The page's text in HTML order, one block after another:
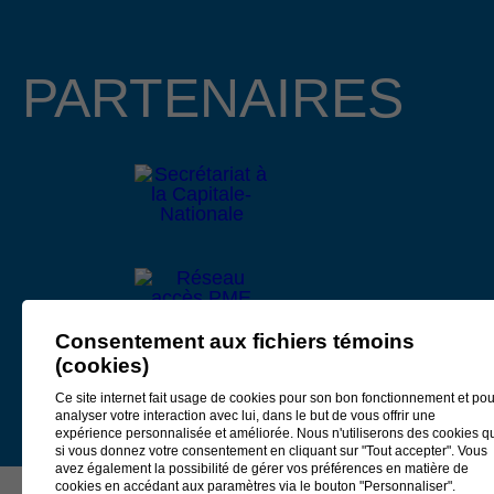
événement prestigieux qui se tiendra le 15 octobre 2026 au
Centre des congrès Mont-Sainte-Anne.
DÉVELOPPEMENT CULTUREL 2026
Beaupré, Développement Côte-de-Beaupré et le ministère
de la Culture et des Communications, partenaires de
l’Entente de développement culturel2025-2027 , annoncent
aujourd’hui un appel de projets visant le développement
culturel sur la Côte-de-Beaupré.
PARTENAIRES
Consentement aux fichiers témoins
(cookies)
Ce site internet fait usage de cookies pour son bon fonctionnement et
analyser votre interaction avec lui, dans le but de vous offrir une
expérience personnalisée et améliorée. Nous n'utiliserons des cookies
si vous donnez votre consentement en cliquant sur "Tout accepter". Vous
avez également la possibilité de gérer vos préférences en matière de
cookies en accédant aux paramètres via le bouton "Personnaliser".